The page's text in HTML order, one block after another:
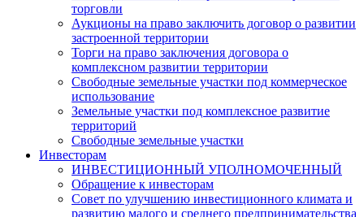
торговли
Аукционы на право заключить договор о развитии
застроенной территории
Торги на право заключения договора о
комплексном развитии территории
Свободные земельные участки под коммерческое
использование
Земельные участки под комплексное развитие
территорий
Свободные земельные участки
Инвесторам
ИНВЕСТИЦИОННЫЙ УПОЛНОМОЧЕННЫЙ
Обращение к инвесторам
Совет по улучшению инвестиционного климата и
развитию малого и среднего предпринимательства